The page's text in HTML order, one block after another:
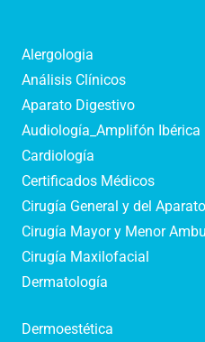
Alergologia
Análisis Clínicos
Aparato Digestivo
Audiología_Amplifón Ibérica
Cardiología
Certificados Médicos
Cirugía General y del
Cirugía Mayor y Menor
Cirugía Maxilofacial
Dermatología
Dermoestética